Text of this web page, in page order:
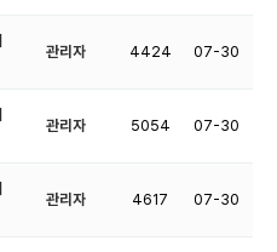
관리자 4424 07-30
관리자 5054 07-30
관리자 4617 07-30